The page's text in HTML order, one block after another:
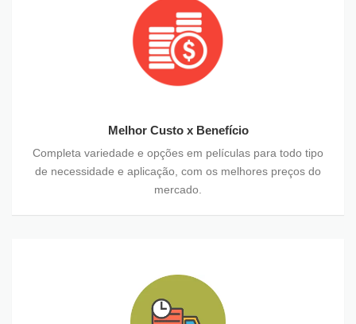
Melhor Custo x Benefício
Completa variedade e opções em películas para todo tipo
de necessidade e aplicação, com os melhores preços do
mercado.